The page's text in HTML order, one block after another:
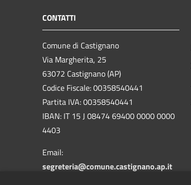
CONTATTI
Comune di Castignano
Via Margherita, 25
63072 Castignano (AP)
Codice Fiscale: 00358540441
Partita IVA: 00358540441
IBAN: IT 15 J 08474 69400 0000 0000
4403
Email:
segreteria@comune.castignano.ap.it